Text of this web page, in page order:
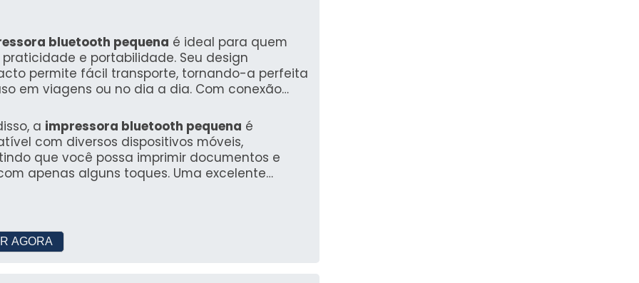
de recursos adicionais, como impressão em
Impressoras multifuncionais podem ser uma boa
em um único equipamento. Por fim, avalie
impressão via dispositivos móveis, para maior
entre diferentes modelos. Aqui estão alguns
significativamente entre modelos.
bluetooth pequena é ideal para quem
e portabilidade. Seu design
permite fácil transporte, tornando-a perfeita
em viagens ou no dia a dia. Com conexão
atrapalhando.
a impressora bluetooth pequena é
com diversos dispositivos móveis,
que você possa imprimir documentos e
apenas alguns toques. Uma excelente
AGORA